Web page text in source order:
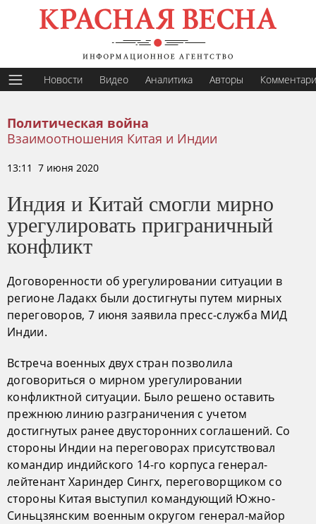
Новости Видео Аналитика Авторы
Политическая война
Взаимоотношения Китая и Индии
13:11 7 июня 2020
Индия и Китай смогли мирно
урегулировать приграничный
конфликт
Договоренности об урегулировании ситуации в
регионе Ладакх были достигнуты путем мирных
переговоров, 7 июня заявила пресс-служба МИД
Индии.
Встреча военных двух стран позволила
договориться о мирном урегулировании
конфликтной ситуации. Было решено оставить
прежнюю линию разграничения с учетом
достигнутых ранее двусторонних соглашений. Со
стороны Индии на переговорах присутствовал
командир индийского 14-го корпуса генерал-
лейтенант Хариндер Сингх, переговорщиком со
стороны Китая выступил командующий Южно-
Синьцзянским военным округом генерал-майор